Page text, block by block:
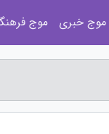
موج خبری موج